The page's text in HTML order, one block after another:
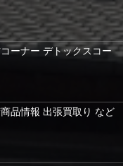
ーナー デトックスコー
品情報 出張買取り など